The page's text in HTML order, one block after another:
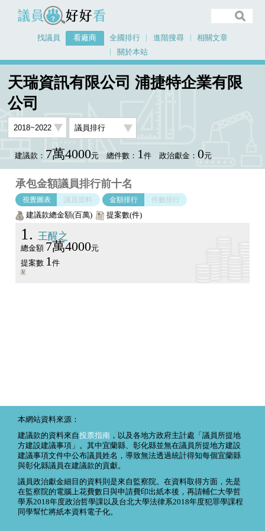
議員好好看
找議員 看廠商 全國排行 進階搜尋
相關文章
關於本站
天瑞資訊有限公司 浦捷特企業有限
公司
建議款： 7萬4000元 總件數： 1件 政治獻金： 0元
承包金額議員排行前十名
視覺圖表 議員資料 金額排行 件數排行
建議款總金額(百萬) 提案數(件)
1 王醒之
總金額 7萬4000元
提案數 1 件
本網站資料來源：
建議款的資料來自投票指南 ，以及各地方政府主計處「議員所提地
方建設建議事項」。其中宜蘭縣、彰化縣並無在議員所提地方建設
建議事項文件中公布議員姓名，導致無法透過統計得知每個宜蘭縣
與彰化縣議員在建議款的貢獻。
議員政治獻金細目的資料則是來自監察院。在資料取得方面，先是
在監察院的電腦上花費數日與申請費印出紙本後，再請輔仁大學哲
學系2018年度政治哲學課以及台北大學法律系2018年度犯罪學課程
同學幫忙將紙本資料電子化。